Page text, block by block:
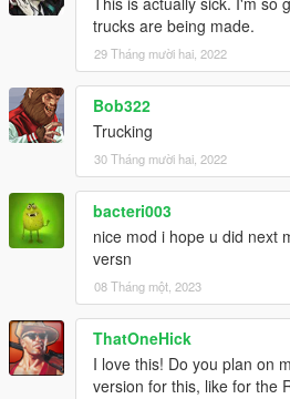
trucks are being made.
29 Tháng mười hai, 2022
Bob322
Trucking
30 Tháng mười hai, 2022
bacteri003
nice mod i hope u did next
versn
08 Tháng một, 2023
ThatOneHick
I love this! Do you plan on
version for this, like for the